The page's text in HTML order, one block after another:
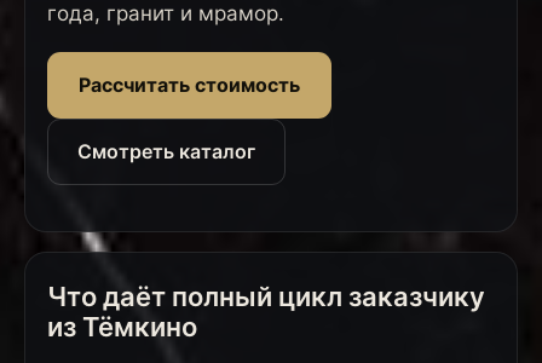
года, гранит и мрамор.
Рассчитать стоимость
Смотреть каталог
Что даёт полный цикл заказчику
из Тёмкино